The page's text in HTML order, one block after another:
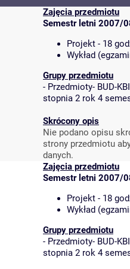
Zajęcia przedmiotu
Semestr letni 2007/
Projekt - 18
Wykład
Grupy przedmiotu
- Przedmioty- BUD-
stopnia 2 rok 4
Skrócony opis
Nie podano opisu
strony przedmiotu
danych.
Zajęcia przedmiotu
Semestr letni 2007/
Projekt - 18
Wykład
Grupy przedmiotu
- Przedmioty- BUD-
stopnia 2 rok 4